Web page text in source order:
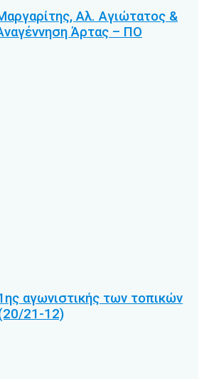
Αλ. Αγιώτατος &
Άρτας – ΠΟ
αγωνιστικής των τοπικών
21-12)